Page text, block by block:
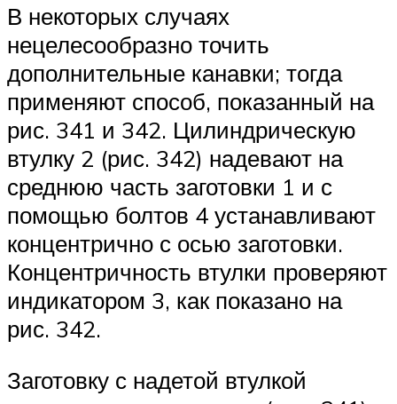
В некоторых случаях
нецелесообразно точить
дополнительные канавки; тогда
применяют способ, показанный на
рис. 341 и 342. Цилиндрическую
втулку 2 (рис. 342) надевают на
среднюю часть заготовки 1 и с
помощью болтов 4 устанавливают
концентрично с осью заготовки.
Концентричность втулки проверяют
индикатором 3, как показано на
рис. 342.
Заготовку с надетой втулкой